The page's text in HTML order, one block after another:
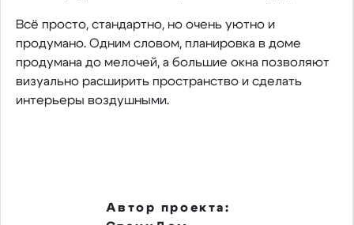
Всё просто, стандартно, но очень уютно и
продумано. Одним словом, планировка в доме
продумана до мелочей, а большие окна позволяют
визуально расширить пространство и сделать
интерьеры воздушными.
Автор проекта: